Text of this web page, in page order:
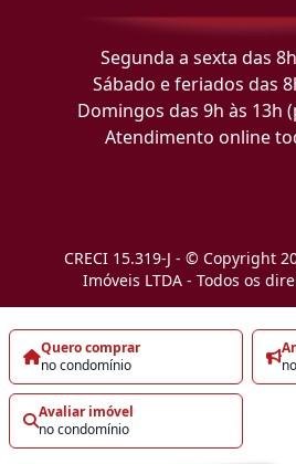
Quero comprar
no condomínio
Avaliar imóvel
no condomínio
Segunda a sexta das
Sábado e feriados das
Domingos das 9h às 13h
Atendimento online
CRECI 15.319-J - © Copyright
Imóveis LTDA - Todos os